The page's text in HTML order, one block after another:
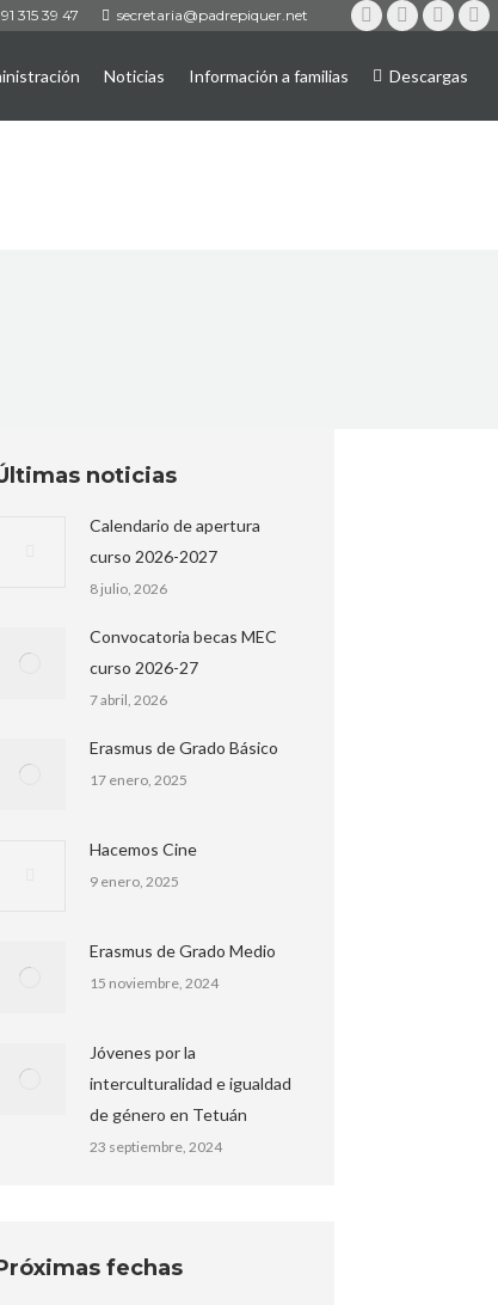
91 315 39 47 secretaria@padrepiquer.net
Instagram
Twitter
Noticias Información a familias Descargas
noticias
Calendario de apertura
curso 2026-2027
8 julio, 2026
Convocatoria becas MEC
curso 2026-27
7 abril, 2026
Erasmus de Grado Básico
17 enero, 2025
Hacemos Cine
9 enero, 2025
Erasmus de Grado Medio
15 noviembre, 2024
Jóvenes por la
interculturalidad e igualdad
de género en Tetuán
23 septiembre, 2024
fechas